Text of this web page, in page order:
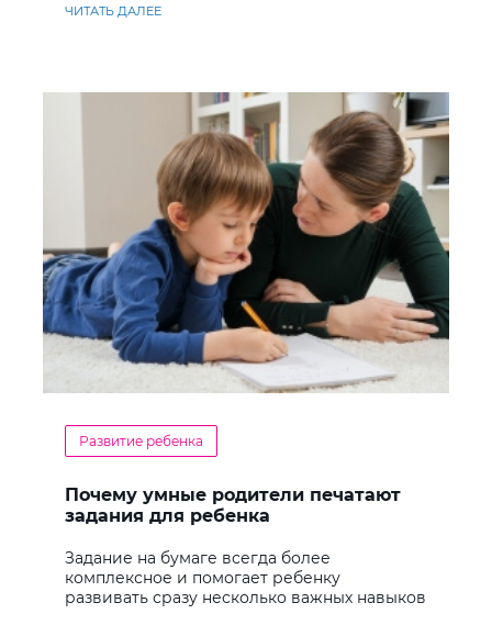
ЧИТАТЬ ДАЛЕЕ
Развитие ребенка
Почему умные родители печатают
задания для ребенка
Задание на бумаге всегда более
комплексное и помогает ребенку
развивать сразу несколько важных навыков